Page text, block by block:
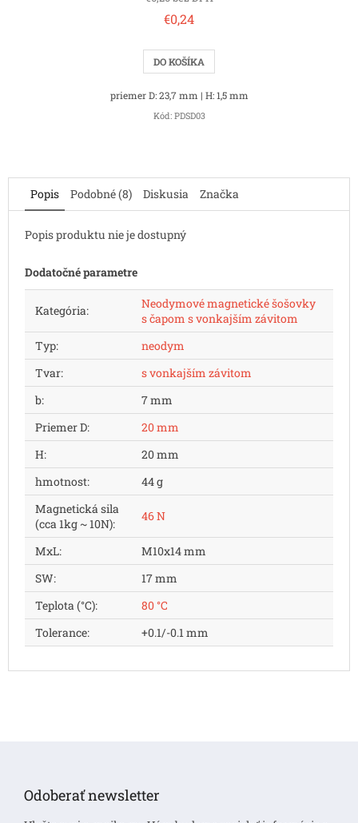
€0,24
DO KOŠÍKA
priemer D: 23,7 mm | H: 1,5 mm
Kód: PDSD03
Popis Podobné (8) Diskusia Značka
Popis produktu nie je dostupný
Dodatočné parametre
Kategória:
Neodymové magnetické šošovky
s čapom s vonkajším závitom
Typ:
neodym
Tvar:
s vonkajším závitom
b:
7 mm
Priemer D:
20 mm
H:
20 mm
hmotnost:
44 g
Magnetická sila
(cca 1kg ~ 10N):
46 N
MxL:
M10x14 mm
SW:
17 mm
Teplota (°C):
80 °C
Tolerance: +0.1/-0.1 mm
Odoberať newsletter